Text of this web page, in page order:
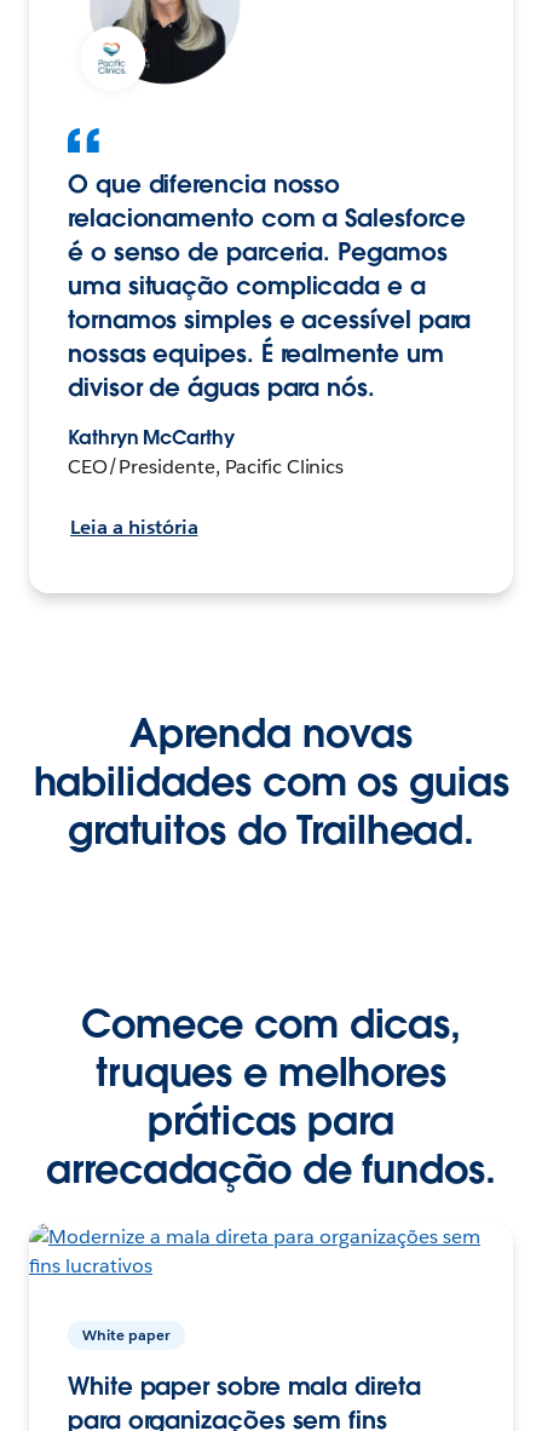
O que diferencia nosso
relacionamento com a Salesforce
é o senso de parceria. Pegamos
uma situação complicada e a
tornamos simples e acessível para
nossas equipes. É realmente um
divisor de águas para nós.
Kathryn McCarthy
CEO/Presidente, Pacific Clinics
Leia a história
Aprenda novas
habilidades com os guias
gratuitos do Trailhead.
Comece com dicas,
truques e melhores
práticas para
arrecadação de fundos.
White paper
White paper sobre mala direta
para organizações sem fins